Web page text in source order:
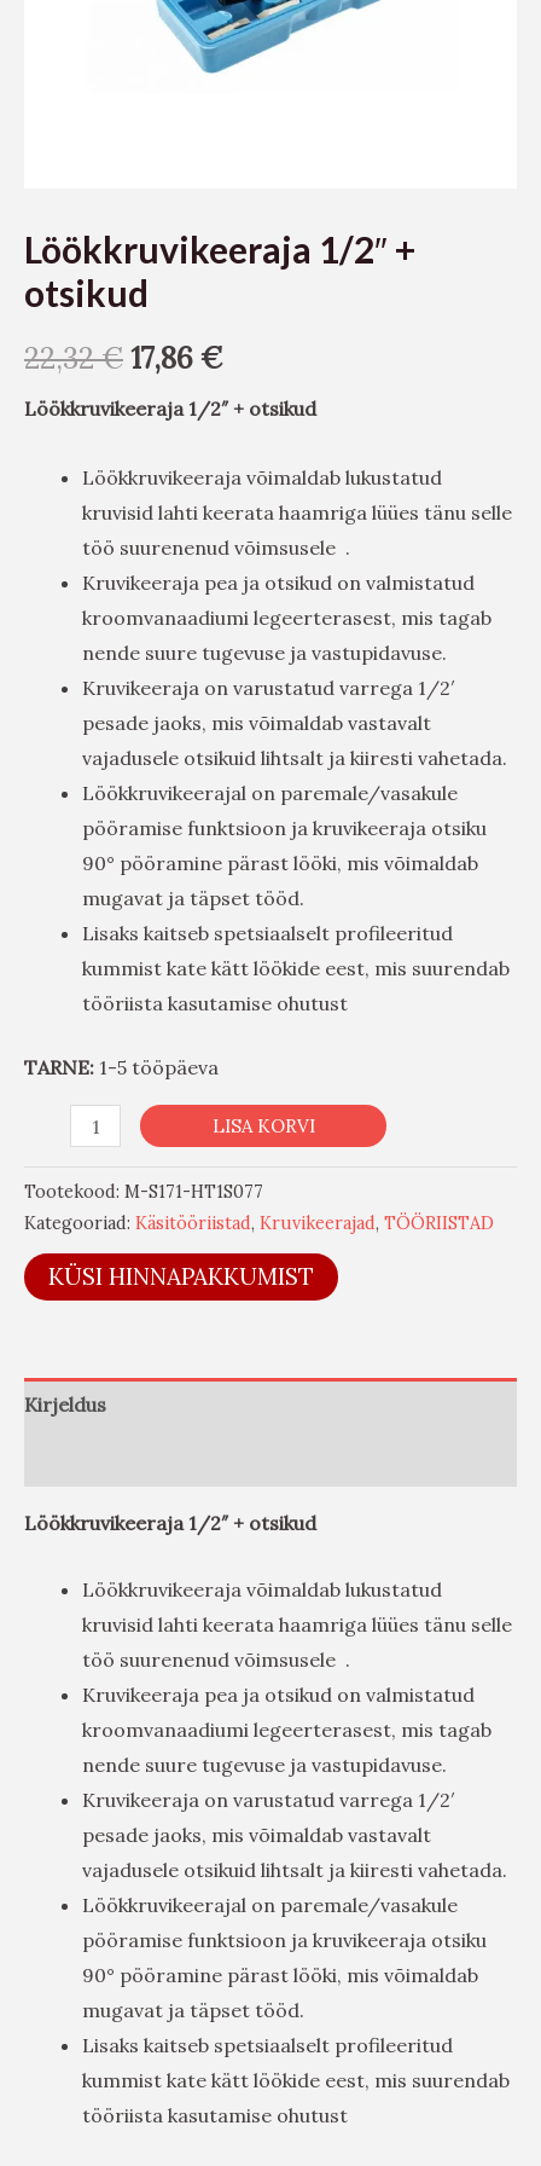
Löökkruvikeeraja 1/2″ +
otsikud
22,32€17,86€
Löökkruvikeeraja 1/2″ + otsikud
Löökkruvikeeraja võimaldab lukustatud
kruvisid lahti keerata haamriga lüües tänu selle
töö suurenenud võimsusele .
Kruvikeeraja pea ja otsikud on valmistatud
kroomvanaadiumi legeerterasest, mis tagab
nende suure tugevuse ja vastupidavuse.
Kruvikeeraja on varustatud varrega 1/2′
pesade jaoks, mis võimaldab vastavalt
vajadusele otsikuid lihtsalt ja kiiresti vahetada.
Löökkruvikeerajal on paremale/vasakule
pööramise funktsioon ja kruvikeeraja otsiku
90° pööramine pärast lööki, mis võimaldab
mugavat ja täpset tööd.
Lisaks kaitseb spetsiaalselt profileeritud
kummist kate kätt löökide eest, mis suurendab
tööriista kasutamise ohutust
TARNE: 1-5 tööpäeva
LISA KORVI
Tootekood: M-S171-HT1S077
Kategooriad: Käsitööriistad, Kruvikeerajad, TÖÖRIISTAD
KÜSI HINNAPAKKUMIST
Kirjeldus
Löökkruvikeeraja 1/2″ + otsikud
Löökkruvikeeraja võimaldab lukustatud
kruvisid lahti keerata haamriga lüües tänu selle
töö suurenenud võimsusele .
Kruvikeeraja pea ja otsikud on valmistatud
kroomvanaadiumi legeerterasest, mis tagab
nende suure tugevuse ja vastupidavuse.
Kruvikeeraja on varustatud varrega 1/2′
pesade jaoks, mis võimaldab vastavalt
vajadusele otsikuid lihtsalt ja kiiresti vahetada.
Löökkruvikeerajal on paremale/vasakule
pööramise funktsioon ja kruvikeeraja otsiku
90° pööramine pärast lööki, mis võimaldab
mugavat ja täpset tööd.
Lisaks kaitseb spetsiaalselt profileeritud
kummist kate kätt löökide eest, mis suurendab
tööriista kasutamise ohutust